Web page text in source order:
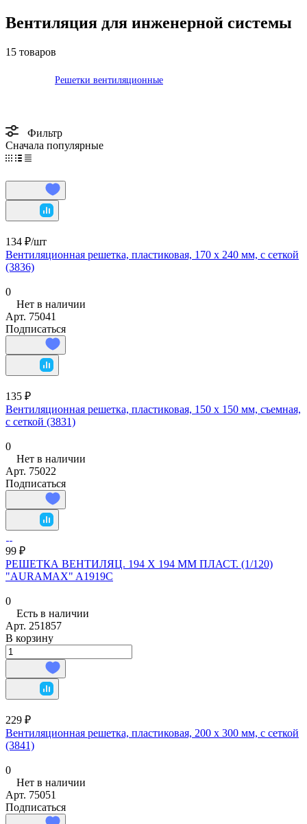
Вентиляция для инженерной системы
15 товаров
Решетки вентиляционные
Фильтр
Сначала популярные
134 ₽/шт
Вентиляционная решетка, пластиковая, 170 х 240 мм, с сеткой
(3836)
0
Нет в наличии
Арт. 75041
Подписаться
135 ₽
Вентиляционная решетка, пластиковая, 150 х 150 мм, съемная,
с сеткой (3831)
0
Нет в наличии
Арт. 75022
Подписаться
99 ₽
РЕШЕТКА ВЕНТИЛЯЦ. 194 Х 194 ММ ПЛАСТ. (1/120)
"AURAMAX" A1919C
0
Есть в наличии
Арт. 251857
В корзину
229 ₽
Вентиляционная решетка, пластиковая, 200 х 300 мм, с сеткой
(3841)
0
Нет в наличии
Арт. 75051
Подписаться